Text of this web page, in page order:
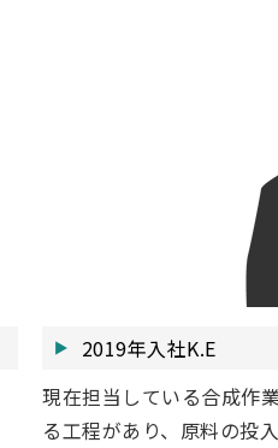
2019年入社K.E
現在担当している合成作
る工程があり、原料の投